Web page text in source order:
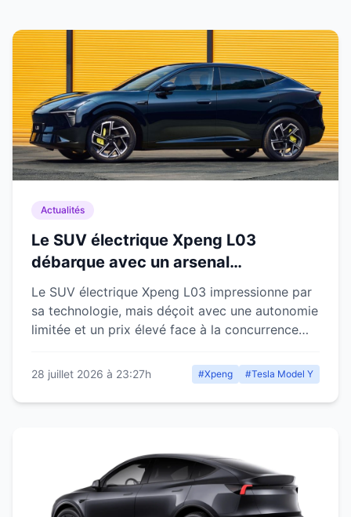
Actualités
Le SUV électrique Xpeng L03
débarque avec un arsenal
technologique mais une autonomie
décevante
Le SUV électrique Xpeng L03 impressionne par
sa technologie, mais déçoit avec une autonomie
limitée et un prix élevé face à la concurrence
28 juillet 2026 à 23:27h #Xpeng #Tesla Model Y